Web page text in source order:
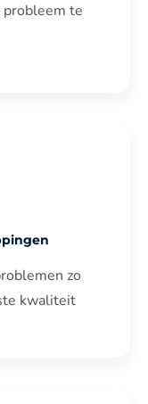
probleem te
zo
kwaliteit